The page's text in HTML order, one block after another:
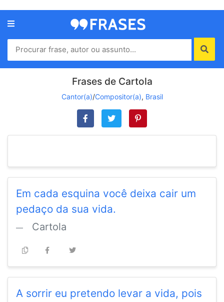
Menu
Home
Autores
Frases de Cartola
Cantor(a)/Compositor(a), Brasil
Em cada esquina você deixa cair um
pedaço da sua vida.
Cartola
A sorrir eu pretendo levar a vida, pois